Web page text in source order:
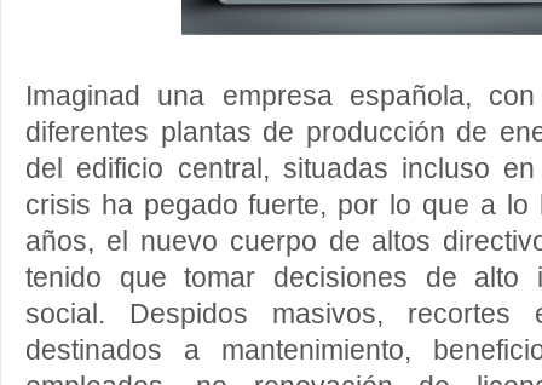
Imaginad una empresa española,
diferentes plantas de producción de
del edificio central, situadas incluso
crisis ha pegado fuerte, por lo que a lo
años, el nuevo cuerpo de altos
tenido que tomar decisiones de alto
social. Despidos masivos, recortes
destinados a mantenimiento,